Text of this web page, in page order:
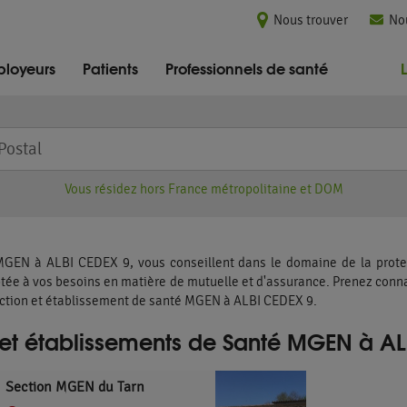
Nous trouver
Patients Professionnels de santé
Vous résidez hors France métropolitaine et DOM
à ALBI CEDEX 9, vous conseillent dans le domaine de la
à vos besoins en matière de mutuelle et d'assurance. Prenez
et établissement de santé MGEN à ALBI CEDEX 9.
établissements de Santé MGEN à
Section MGEN du Tarn